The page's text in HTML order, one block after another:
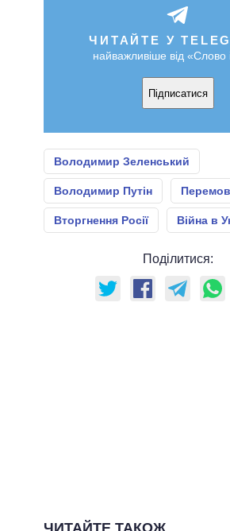
ЧИТАЙТЕ У
найважливіше від «Слово
Підписатися
Володимир Зеленський
Володимир Путін
Вторгнення Росії Війна в
Поділитися: